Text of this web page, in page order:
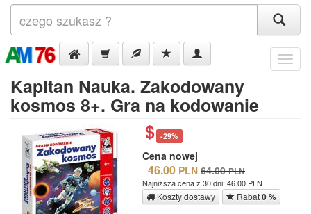
Menu
Kapitan Nauka. Zakodowany
kosmos 8+. Gra na kodowanie
-29%
Cena nowej
46.00 PLN 64.00 PLN
Najniższa cena z 30 dni: 46.00 PLN
Koszty dostawy Rabat0 %